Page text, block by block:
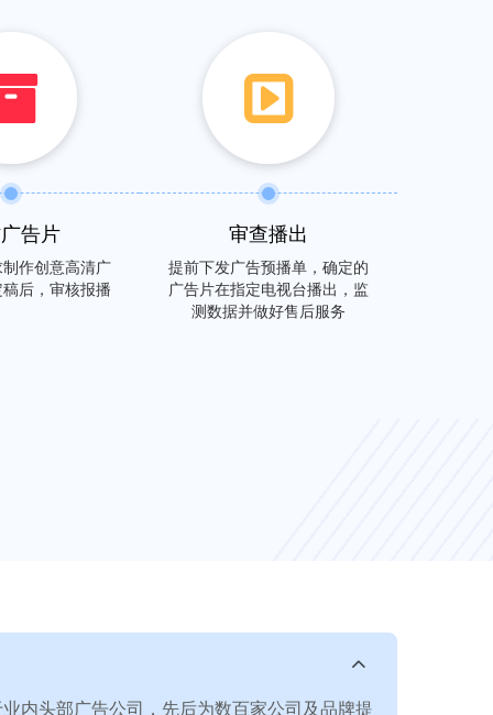
告片
作创意高清广
后，审核报播
审查播出
提前下发广告预播单，确定的
广告片在指定电视台播出，监
测数据并做好售后服务
内头部广告公司，先后为数百家公司及品牌提